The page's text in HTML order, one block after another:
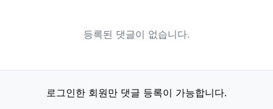
등록된 댓글이 없습니다.
로그인한 회원만 댓글 등록이 가능합니다.